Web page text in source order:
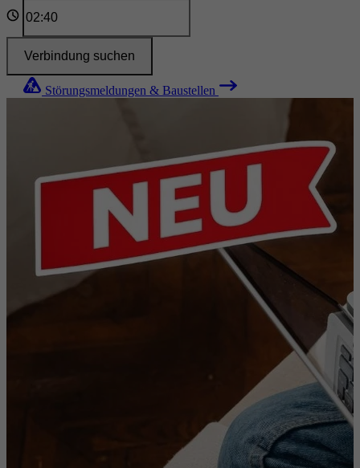
Verbindung suchen
Störungsmeldungen & Baustellen